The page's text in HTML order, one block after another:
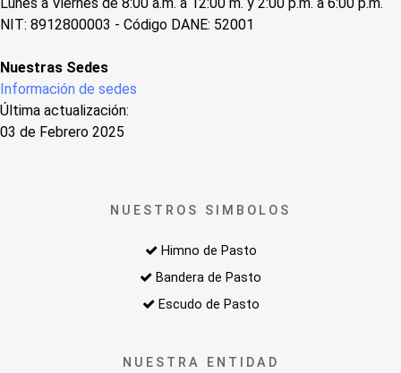
NIT: 8912800003 - Código DANE: 52001
Nuestras Sedes
Información de sedes
Última actualización:
03 de Febrero 2025
NUESTROS SIMBOLOS
Himno de Pasto
Bandera de Pasto
Escudo de Pasto
NUESTRA ENTIDAD